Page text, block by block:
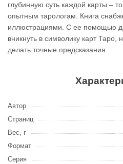
глубинную суть каждой карты –
опытным тарологам. Книга
иллюстрациями. С ее помощью
вникнуть в символику карт Таро,
делать точные предсказания.
Автор
Страниц
Вес, г
Формат
Серия